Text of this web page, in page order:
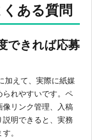
ある質問
できれば応募
加えて、実際に紙媒
れやすいです。ペ
リンク管理、入稿
明できると、実務
。